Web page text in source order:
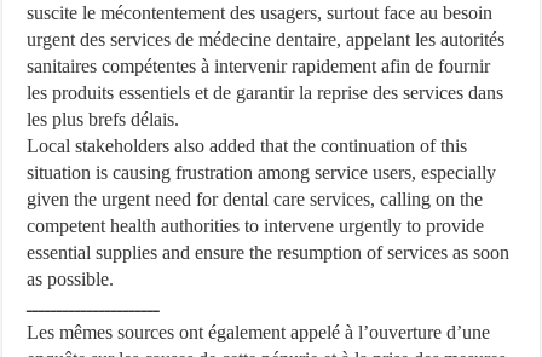
suscite le mécontentement des usagers, surtout face au besoin
urgent des services de médecine dentaire, appelant les autorités
sanitaires compétentes à intervenir rapidement afin de fournir
les produits essentiels et de garantir la reprise des services dans
les plus brefs délais.
Local stakeholders also added that the continuation of this
situation is causing frustration among service users, especially
given the urgent need for dental care services, calling on the
competent health authorities to intervene urgently to provide
essential supplies and ensure the resumption of services as soon
as possible.
ــــــــــــــــــــــ
Les mêmes sources ont également appelé à l’ouverture d’une